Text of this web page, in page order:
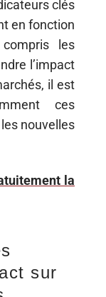
clés
en fonction
les
l’impact
il est
ces
nouvelles
la
sur